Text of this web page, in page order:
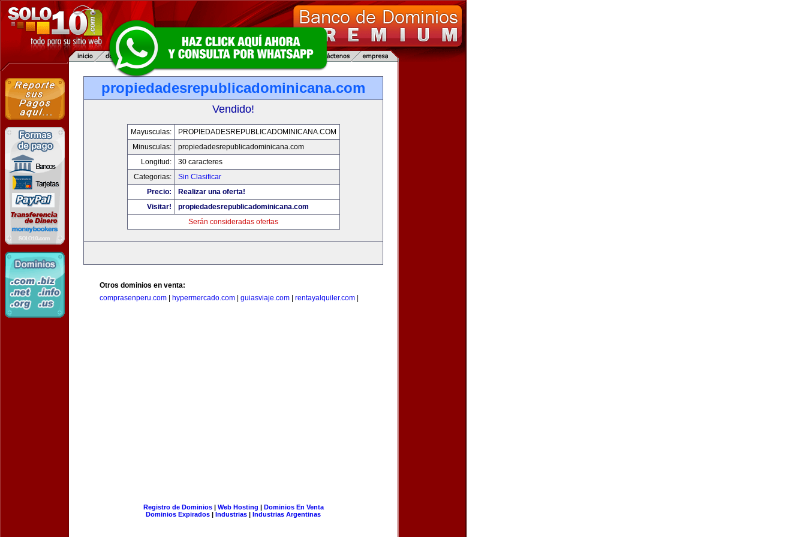
propiedadesrepublicadominicana.com
Vendido!
Mayusculas:
PROPIEDADESREPUBLICADOMINICANA.COM
Minusculas:
propiedadesrepublicadominicana.com
Longitud:
30 caracteres
Categorias:
Sin Clasificar
Precio:
Realizar una oferta!
Visitar!
propiedadesrepublicadominicana.com
Serán consideradas ofertas
Otros dominios en venta:
comprasenperu.com
hypermercado.com guiasviaje.com rentayalquiler.com
Registro de Dominios| Web Hosting | Dominios En Venta
Dominios Expirados | Industrias | Industrias Argentinas